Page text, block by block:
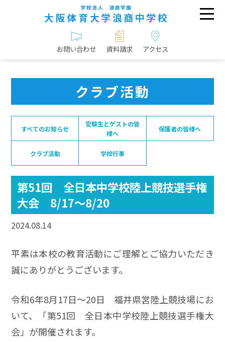
お問い合わせ 資料請求 アクセス
クラブ活動
すべてのお知らせ
受験生とゲストの皆
様へ
保護者の皆様へ
クラブ活動 学校行事
第51回 全日本中学校陸上競技選手権
大会 8/17～8/20
2024.08.14
平素は本校の教育活動にご理解とご協力いただき
誠にありがとうございます。
令和6年8月17日～20日 福井県営陸上競技場にお
いて、「第51回 全日本中学校陸上競技選手権大
会」が開催されます。